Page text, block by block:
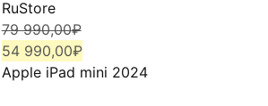
79 990,00₽
Первоначальная
цена
составляла
54 990,00₽
Текущая
цена:
54
Apple iPad mini 2024